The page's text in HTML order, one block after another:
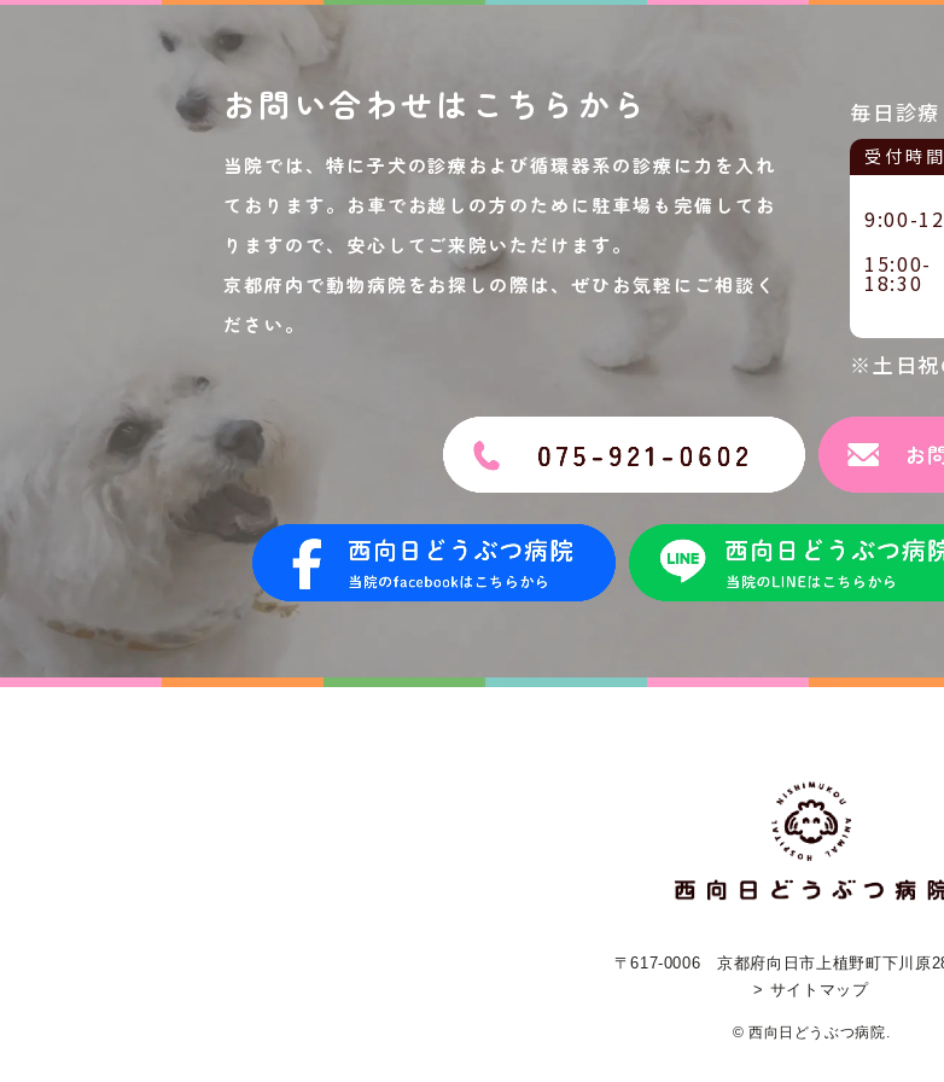
お問い合わせは こちらから
当院では、特に子犬の診療および循環器系の診療に力を入れ
ております。お車でお越しの方のために駐車場も完備してお
りますので、安心してご来院いただけます。
京都府内で動物病院をお探しの際は、ぜひお気軽にご相談く
ださい。
毎日診療
受付時間
9:00-
15:00-
18:30
※土日祝
〒617-0006京都府向日市上植野町下川原
> サイトマップ
© 西向日どうぶつ病院.